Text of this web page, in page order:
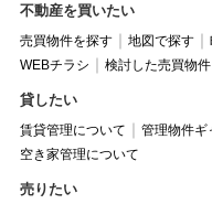
不動産を買いたい
売買物件を探す 地図で探す
WEBチラシ
検討した売買物件
貸したい
賃貸管理について 管理物件ギ
空き家管理について
売りたい